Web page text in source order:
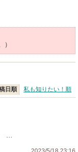
日順 私も知りたい！順
…